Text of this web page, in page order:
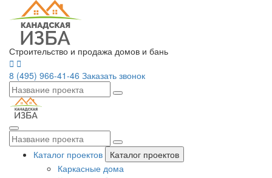
Строительство и продажа домов и бань
8 (495) 966-41-46 Заказать звонок
Каталог проектов
Каталог проектов
Каркасные дома